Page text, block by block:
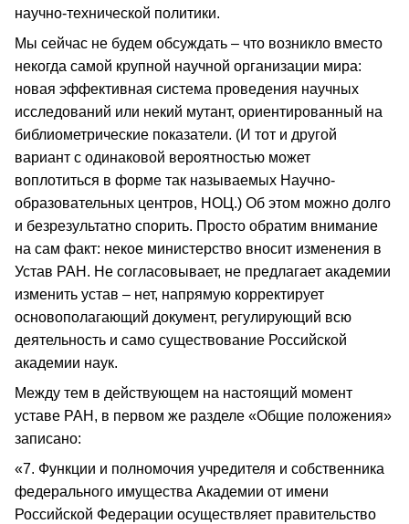
научно-технической политики.
Мы сейчас не будем обсуждать – что возникло вместо
некогда самой крупной научной организации мира:
новая эффективная система проведения научных
исследований или некий мутант, ориентированный на
библиометрические показатели. (И тот и другой
вариант с одинаковой вероятностью может
воплотиться в форме так называемых Научно-
образовательных центров, НОЦ.) Об этом можно долго
и безрезультатно спорить. Просто обратим внимание
на сам факт: некое министерство вносит изменения в
Устав РАН. Не согласовывает, не предлагает академии
изменить устав – нет, напрямую корректирует
основополагающий документ, регулирующий всю
деятельность и само существование Российской
академии наук.
Между тем в действующем на настоящий момент
уставе РАН, в первом же разделе «Общие положения»
записано:
«7. Функции и полномочия учредителя и собственника
федерального имущества Академии от имени
Российской Федерации осуществляет правительство